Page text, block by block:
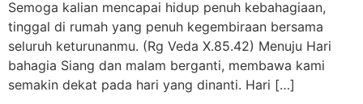
Semoga kalian mencapai hidup penuh kebahagiaan,
tinggal di rumah yang penuh kegembiraan bersama
seluruh keturunanmu. (Rg Veda X.85.42) Menuju Hari
bahagia Siang dan malam berganti, membawa kami
semakin dekat pada hari yang dinanti. Hari […]